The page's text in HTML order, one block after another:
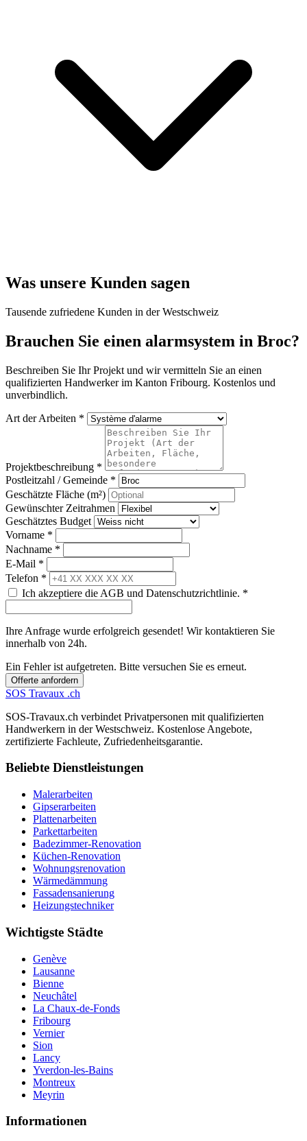
Was unsere Kunden sagen
Tausende zufriedene Kunden in der Westschweiz
Brauchen Sie einen alarmsystem in Broc?
Beschreiben Sie Ihr Projekt und wir vermitteln Sie an einen
qualifizierten Handwerker im Kanton Fribourg. Kostenlos und
unverbindlich.
Art der Arbeiten *
Projektbeschreibung *
Postleitzahl / Gemeinde *
Geschätzte Fläche (m²)
Gewünschter Zeitrahmen
Geschätztes Budget
Vorname *
Nachname *
E-Mail *
Telefon *
Ich akzeptiere die AGB und Datenschutzrichtlinie. *
Ihre Anfrage wurde erfolgreich gesendet! Wir kontaktieren Sie
innerhalb von 24h.
Ein Fehler ist aufgetreten. Bitte versuchen Sie es erneut.
Offerte anfordern
SOS Travaux .ch
SOS-Travaux.ch verbindet Privatpersonen mit qualifizierten
Handwerkern in der Westschweiz. Kostenlose Angebote,
zertifizierte Fachleute, Zufriedenheitsgarantie.
Beliebte Dienstleistungen
Malerarbeiten
Gipserarbeiten
Plattenarbeiten
Parkettarbeiten
Badezimmer-Renovation
Küchen-Renovation
Wohnungsrenovation
Wärmedämmung
Fassadensanierung
Heizungstechniker
Wichtigste Städte
Genève
Lausanne
Bienne
Neuchâtel
La Chaux-de-Fonds
Fribourg
Vernier
Sion
Lancy
Yverdon-les-Bains
Montreux
Meyrin
Informationen